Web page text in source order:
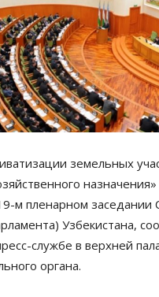
земельных
м пленарном заседании
Узбекистана,
службе в верхней
органа.